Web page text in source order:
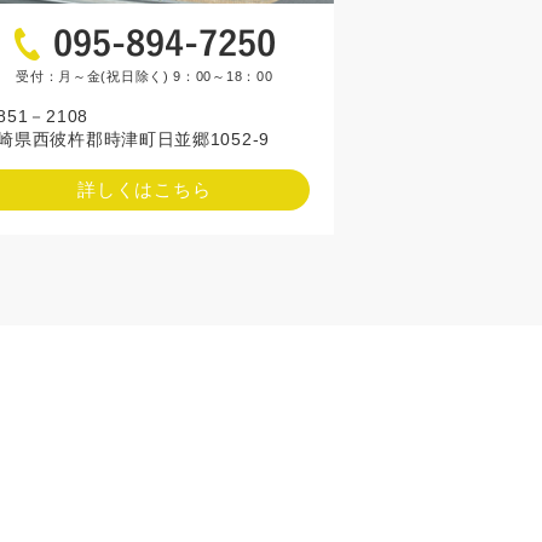
受付：月～金(祝日除く) 9：00～18：00
－2108
県西彼杵郡時津町日並郷1052-9
詳しくはこちら